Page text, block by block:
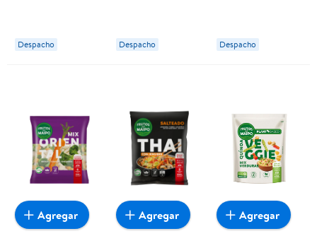
Despacho Despacho Despacho
Agregar Agregar Agregar